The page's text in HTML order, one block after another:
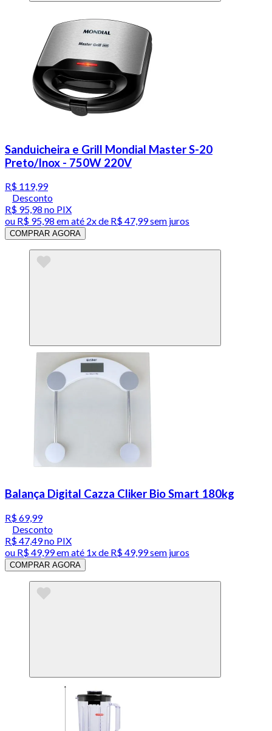
Sanduicheira e Grill Mondial Master S-20
Preto/Inox - 750W 220V
R$ 119,99
Desconto
R$ 95,98 no PIX
ou R$ 95,98 em até 2x de R$ 47,99 sem juros
COMPRAR AGORA
Balança Digital Cazza Cliker Bio Smart 180kg
R$ 69,99
Desconto
R$ 47,49no PIX
ou R$ 49,99em até 1x de R$ 49,99sem juros
COMPRAR AGORA